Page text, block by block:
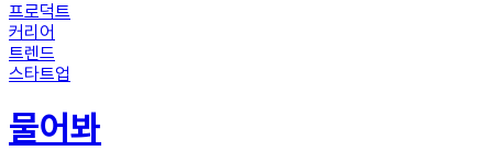
프로덕트
커리어
트렌드
스타트업
물어봐